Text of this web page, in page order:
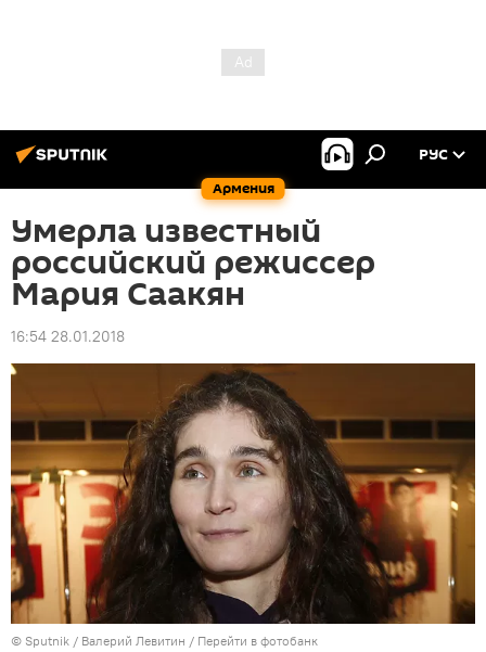
Армения
РУС
Умерла известный
российский режиссер
Мария Саакян
16:54 28.01.2018
© Sputnik / Валерий Левитин / Перейти в фотобанк